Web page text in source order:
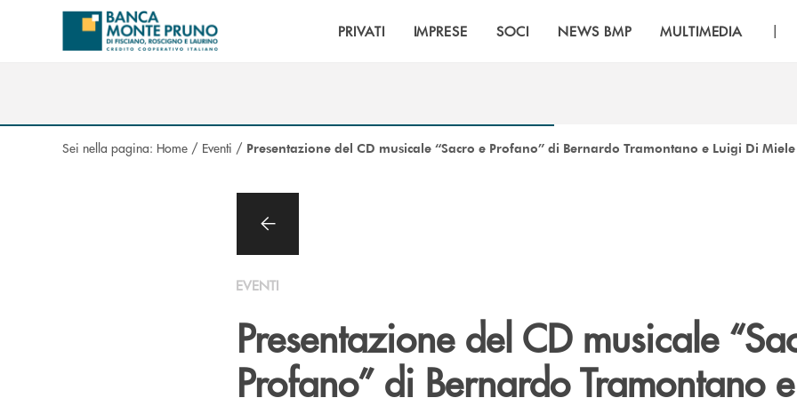
Salta al contenuto principale
PRIVATI IMPRESE SOCI NEWS BMP MULTIMEDIA |
Sei nella pagina: Home / Eventi / Presentazione del CD musicale “Sacro e Profano” di Bernardo Tramontano e Luigi Di Miele
EVENTI
Presentazione del CD musicale
Profano” di Bernardo Tramontano